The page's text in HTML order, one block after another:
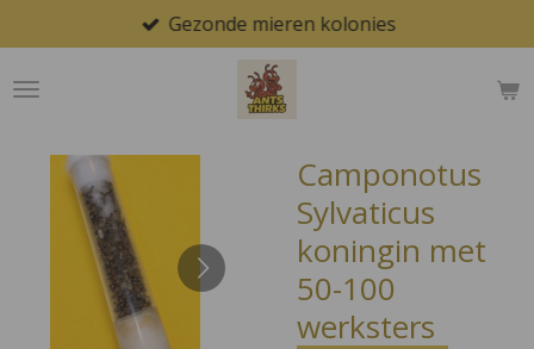
direct
naar
Gezonde mieren kolonies
Camponotus
Sylvaticus
koningin met
50-100
werksters